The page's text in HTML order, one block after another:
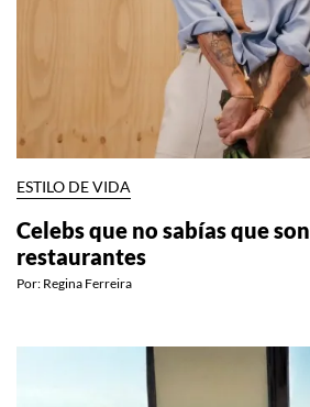
ESTILO DE VIDA
Celebs que no sabías que
restaurantes
Por: Regina Ferreira